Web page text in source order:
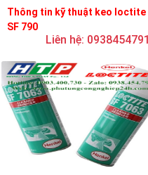
Thông tin kỹ thuật keo loctite
SF 790
Liên hệ: 0938454791